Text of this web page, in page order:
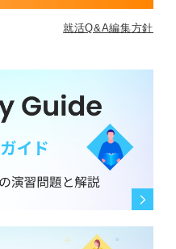
就活Q&A編集方針